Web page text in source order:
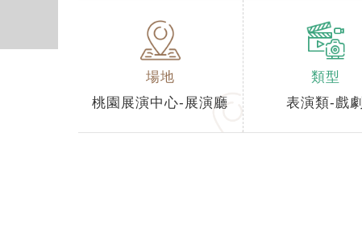
場地
桃園展演中心-展演廳
類型
表演類-戲劇